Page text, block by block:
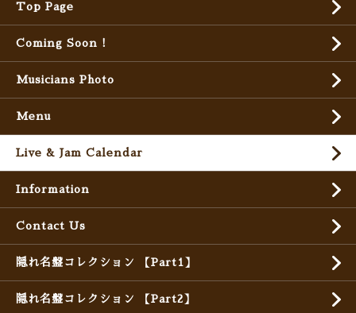
Top Page
Coming Soon !
Musicians Photo
Menu
Live & Jam Calendar
Information
Contact Us
隠れ名盤コレクション 【Part1】
隠れ名盤コレクション 【Part2】